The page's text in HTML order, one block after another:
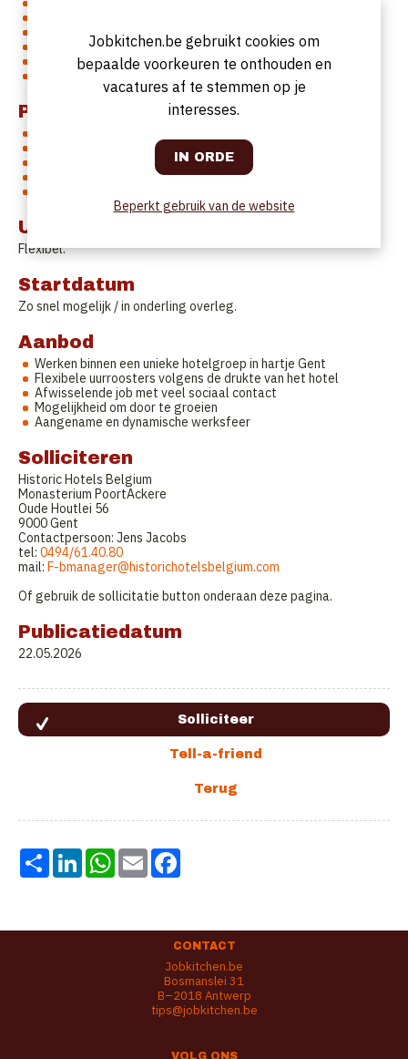
Meetingzalen klaarzetten
Ondersteuning in de keuken
Afruimen en mise-en-place
Gasten verwelkomen met een glimlach
Profiel
Je werkt graag in teamverband
Ervaring in horeca is een plus, maar geen vereiste
Studenten, flexi’s en ervaren profielen zijn welkom
Uurrooster
Flexibel.
Startdatum
Zo snel mogelijk / in onderling overleg.
Aanbod
Werken binnen een unieke hotelgroep in hartje Gent
Flexibele uurroosters volgens de drukte van het hotel
Afwisselende job met veel sociaal contact
Mogelijkheid om door te groeien
Aangename en dynamische werksfeer
Solliciteren
Historic Hotels Belgium
Monasterium PoortAckere
Oude Houtlei 56
9000 Gent
Contactpersoon: Jens Jacobs
tel: 0494/61.40.80
mail: F-bmanager@historichotelsbelgium.com
Of gebruik de sollicitatie button onderaan deze pagina.
Publicatiedatum
22.05.2026
Share LinkedInWhatsApp
Email
CONTACT
Jobkitchen.be
Bosmanslei 31
B–2018 Antwerp
tips@jobkitchen.be
Jobkitchen.be gebruikt cookies om
bepaalde voorkeuren te onthouden en
vacatures af te stemmen op je
interesses.
Beperkt gebruik van de website